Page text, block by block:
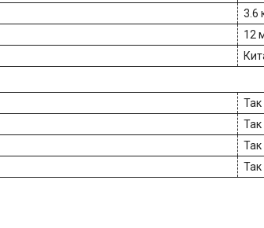
3.6
12
Так
Так
Так
Так